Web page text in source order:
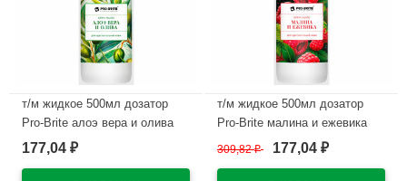
т/м жидкое 500мл дозатор
Pro-Brite алоэ вера и олива
(крем) арт.1611-05 (Ст.10)
177,04 ₽
т/м жидкое 500мл дозатор
Pro-Brite малина и ежевика
(крем) арт.1612-05 (Ст.10)
309,82₽ 177,04 ₽